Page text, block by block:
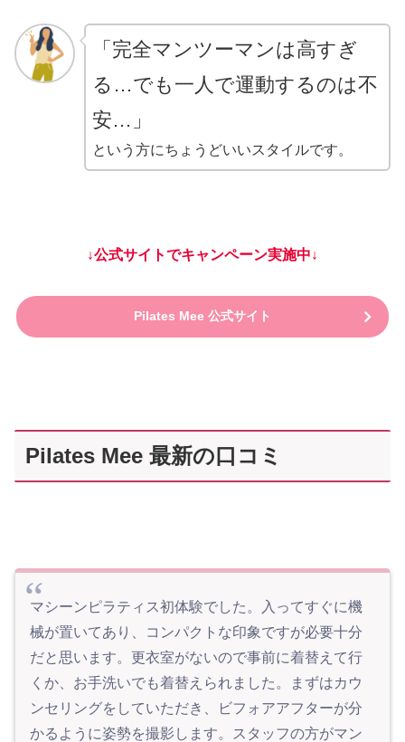
「完全マンツーマンは高すぎ
る…でも一人で運動するのは不
安…」
という方にちょうどいいスタイルです。
↓公式サイトでキャンペーン実施中↓
Pilates Mee 公式サイト
Pilates Mee 最新の口コミ
マシーンピラティス初体験でした。入ってすぐに機
械が置いてあり、コンパクトな印象ですが必要十分
だと思います。更衣室がないので事前に着替えて行
くか、お手洗いでも着替えられました。まずはカウ
ンセリングをしていただき、ビフォアアフターが分
かるように姿勢を撮影します。スタッフの方がマン